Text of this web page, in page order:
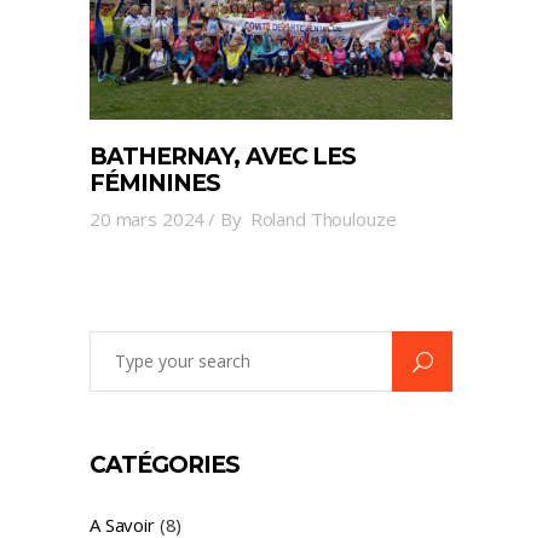
BATHERNAY, AVEC LES
FÉMININES
20 mars 2024 By Roland Thoulouze
CATÉGORIES
A Savoir(8)